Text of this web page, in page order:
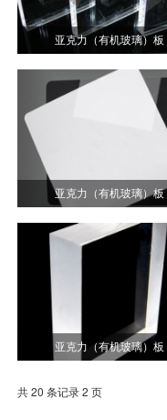
亚克力（有机玻璃）板
亚克力（有机玻璃）板
亚克力（有机玻璃）板
共 20 条记录 2 页